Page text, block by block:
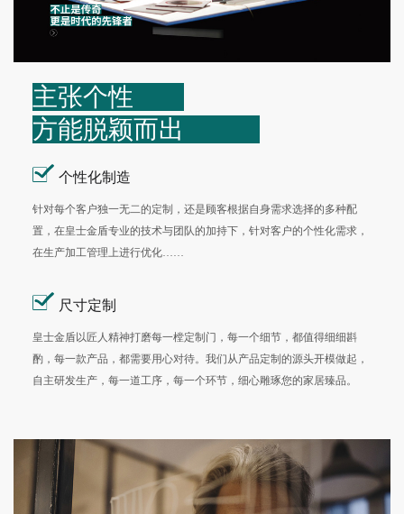
主张个性
方能脱颖而出
个性化制造
针对每个客户独一无二的定制，还是顾客根据自身需求选择的多种配
置，在皇士金盾专业的技术与团队的加持下，针对客户的个性化需求，
在生产加工管理上进行优化……
尺寸定制
皇士金盾以匠人精神打磨每一樘定制门，每一个细节，都值得细细斟
酌，每一款产品，都需要用心对待。我们从产品定制的源头开模做起，
自主研发生产，每一道工序，每一个环节，细心雕琢您的家居臻品。